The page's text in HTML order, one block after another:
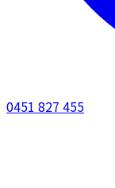
0451 827 455